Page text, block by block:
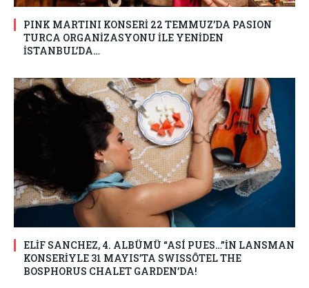
PINK MARTINI KONSERİ 22 TEMMUZ’DA PASION
TURCA ORGANİZASYONU İLE YENİDEN
İSTANBUL’DA…
ELİF SANCHEZ, 4. ALBÜMÜ “ASÍ PUES…”İN LANSMAN
KONSERİYLE 31 MAYIS’TA SWISSÔTEL THE
BOSPHORUS CHALET GARDEN’DA!